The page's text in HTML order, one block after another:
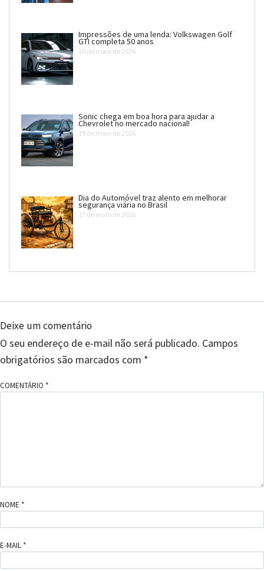
Impressões de uma lenda: Volkswagen Golf
GTI completa 50 anos
20 de maio de 2026
Sonic chega em boa hora para ajudar a
Chevrolet no mercado nacional!
19 de maio de 2026
Dia do Automóvel traz alento em melhorar
segurança viária no Brasil
17 de maio de 2026
Deixe um comentário
O seu endereço de e-mail não será publicado. Campos
obrigatórios são marcados com *
COMENTÁRIO *
NOME *
E-MAIL *